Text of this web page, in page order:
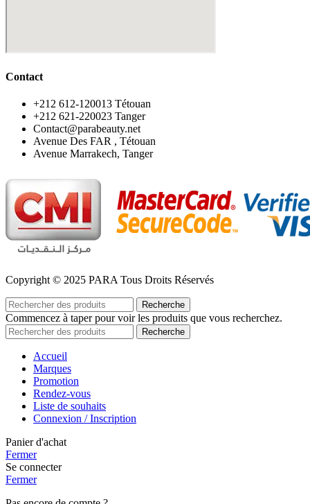
Contact
‪+212 612-120013 Tétouan
‪+212 621-220023 Tanger
Contact@parabeauty.net
Avenue Des FAR , Tétouan
Avenue Marrakech, Tanger
Copyright © 2025 PARA Tous Droits Réservés
Recherche
Commencez à taper pour voir les produits que vous recherchez.
Recherche
Accueil
Marques
Promotion
Rendez-vous
Liste de souhaits
Connexion / Inscription
Panier d'achat
Fermer
Se connecter
Fermer